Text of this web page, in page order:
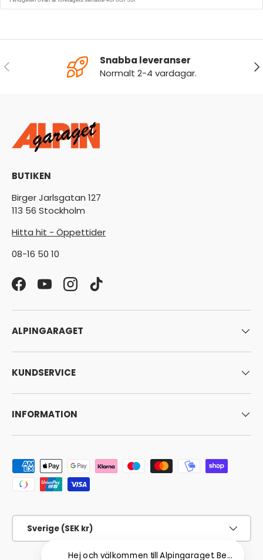
FÖREGÅENDE
Snabba leveranser
Normalt 2-4 vardagar.
BUTIKEN
Birger Jarlsgatan 127
113 56 Stockholm
Hitta hit - Öppettider
08-16 50 10
FacebookYouTubeInstagram
TikTok
ALPINGARAGET
KUNDSERVICE
INFORMATION
Godkända betalningsmetoder
Land/Region
Sverige (SEK kr)
Hej och välkommen till Alpingaraget. Behöver